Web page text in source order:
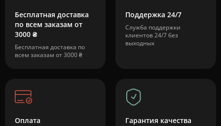
Бесплатная доставка
по всем заказам от
3000 ₴
Бесплатная доставка по
всем заказам от 3000 ₴
Поддержка 24/7
Служба поддержки
клиентов 24/7 без
выходных
Оплата Гарантия качества